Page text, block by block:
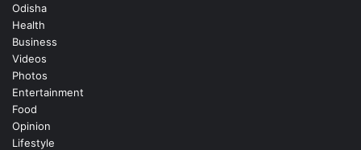
Odisha
Health
Business
Videos
Photos
Entertainment
Food
Opinion
Lifestyle